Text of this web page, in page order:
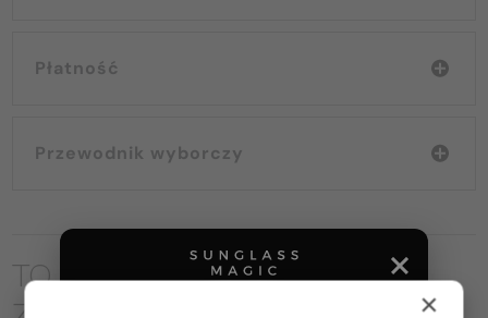
Płatność
Przewodnik wyborczy
TO MOŻE CIĘ RÓWNIEŻ
×